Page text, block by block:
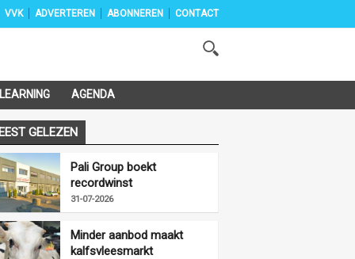
AGENDA
VVK ADVERTEREN ABONNEREN CONTACT
GELEZEN
Pali Group boekt
recordwinst
31-07-2026
Minder aanbod maakt
kalfsvleesmarkt